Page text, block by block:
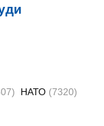
НАТО (7320)